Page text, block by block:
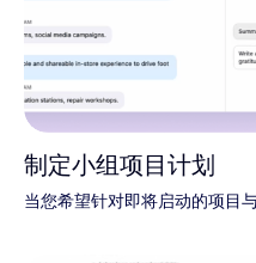
制定小组项目计划
当您希望针对即将启动的项目